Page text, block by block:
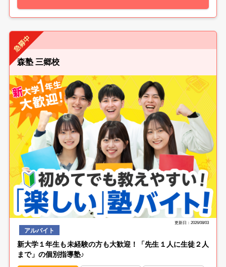
森塾 三郷校
更新日：2026/08/03
アルバイト
新大学１年生も未経験の方も大歓迎！「先生１人に生徒２人
まで」の個別指導塾♪